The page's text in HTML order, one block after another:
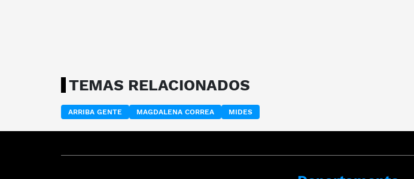
TEMAS RELACIONADOS
ARRIBA GENTE MAGDALENA CORREA MIDES